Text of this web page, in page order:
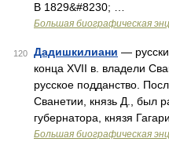
В 1829&#8230; …
Большая биографическая
120 Дадишкилиани —
конца XVII в. владели
русское подданство.
Сванетии, князь Д., был
губернатора, князя
Большая биографическая